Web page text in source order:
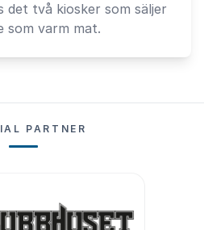
det två kiosker som säljer
som varm mat.
PARTNER